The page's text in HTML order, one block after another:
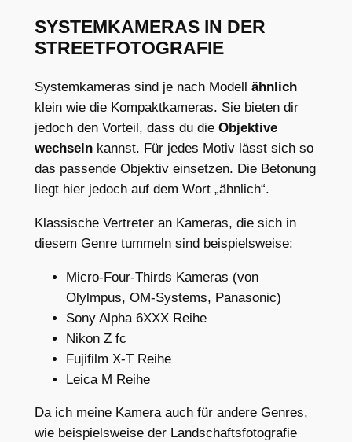
SYSTEMKAMERAS IN DER
STREETFOTOGRAFIE
Systemkameras sind je nach Modell ähnlich
klein wie die Kompaktkameras. Sie bieten dir
jedoch den Vorteil, dass du die Objektive
wechselnkannst. Für jedes Motiv lässt sich so
das passende Objektiv einsetzen. Die Betonung
liegt hier jedoch auf dem Wort „ähnlich“.
Klassische Vertreter an Kameras, die sich in
diesem Genre tummeln sind beispielsweise:
Micro-Four-Thirds Kameras (von
Olylmpus, OM-Systems, Panasonic)
Sony Alpha 6XXX Reihe
Nikon Z fc
Fujifilm X-T Reihe
Leica M Reihe
Da ich meine Kamera auch für andere Genres,
wie beispielsweise der Landschaftsfotografie